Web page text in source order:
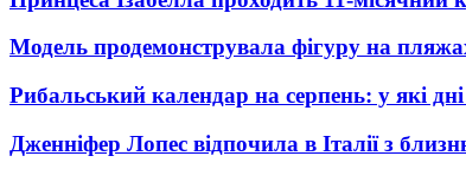
Модель продемонструвала фігуру на
Рибальський календар на серпень: у які
Дженніфер Лопес відпочила в Італії з